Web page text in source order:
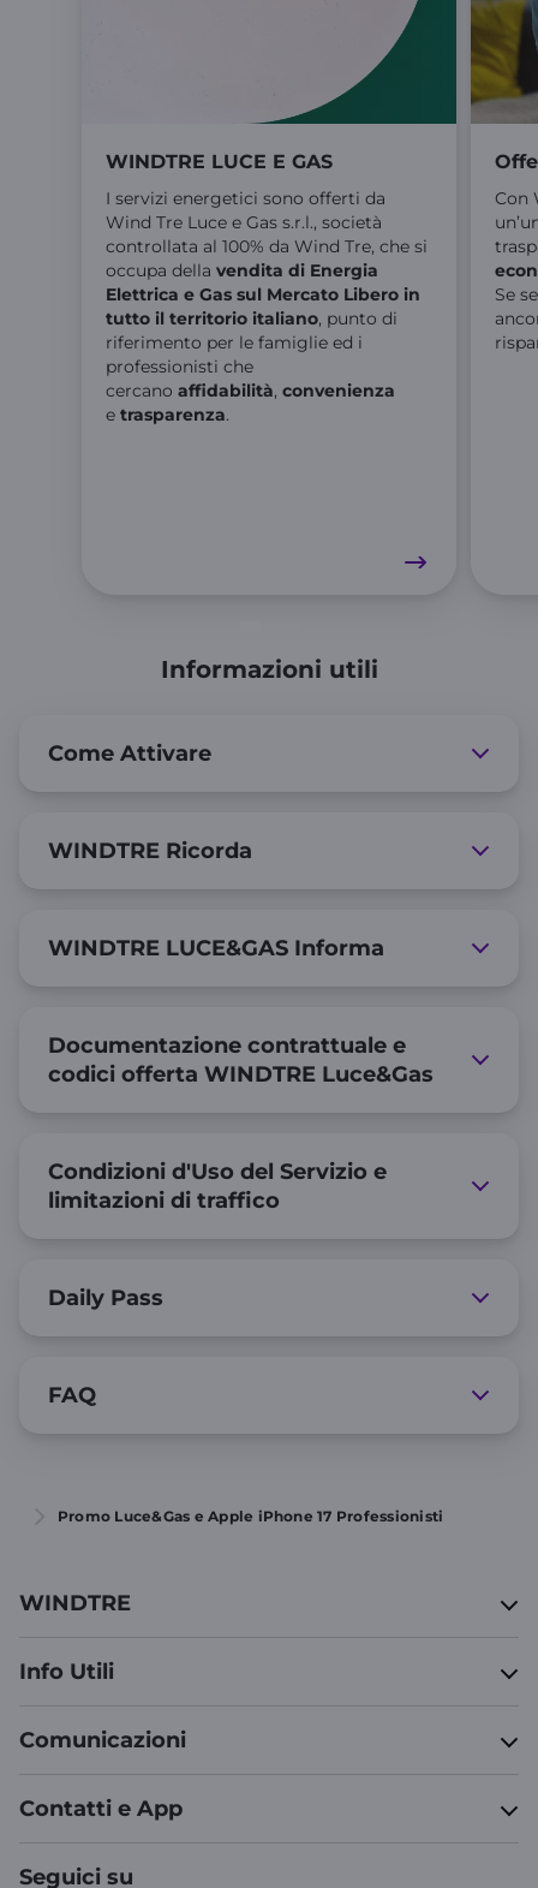
WINDTRE LUCE E GAS
I servizi energetici sono offerti da
Wind Tre Luce e Gas s.r.l., società
controllata al 100% da Wind Tre, che si
occupa della vendita di Energia
Elettrica e Gas sul Mercato Libero in
tutto il territorio italiano, punto di
riferimento per le famiglie ed i
professionisti che
cercano affidabilità, convenienza
e trasparenza.
Con
Se
Informazioni utili
Come Attivare
WINDTRE Ricorda
WINDTRE LUCE&GAS Informa
Documentazione contrattuale e
codici offerta WINDTRE Luce&Gas
Condizioni d'Uso del Servizio e
limitazioni di traffico
Daily Pass
FAQ
Promo Luce&Gas e Apple iPhone 17 Professionisti
WINDTRE
Info Utili
Comunicazioni
Contatti e App
Seguici su